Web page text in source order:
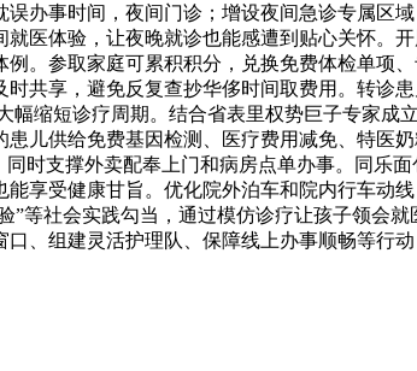
办事时间，夜间门诊；增设夜间急诊专属区
医体验，让夜晚就诊也能感遭到贴心关怀。
。参取家庭可累积积分，兑换免费体检单项
共享，避免反复查抄华侈时间取费用。转诊
缩短诊疗周期。结合省表里权势巨子专家成
儿供给免费基因检测、医疗费用减免、特医
时支撑外卖配奉上门和病房点单办事。同乐
享受健康甘旨。优化院外泊车和院内行车动
等社会实践勾当，通过模仿诊疗让孩子领会
、组建灵活护理队、保障线上办事顺畅等行